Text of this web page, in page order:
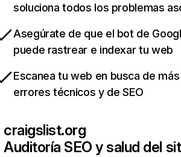
soluciona todos los problemas
Asegúrate de que el bot de
puede rastrear e indexar tu web
Escanea tu web en busca de
errores técnicos y de SEO
craigslist.org
Auditoría SEO y salud del